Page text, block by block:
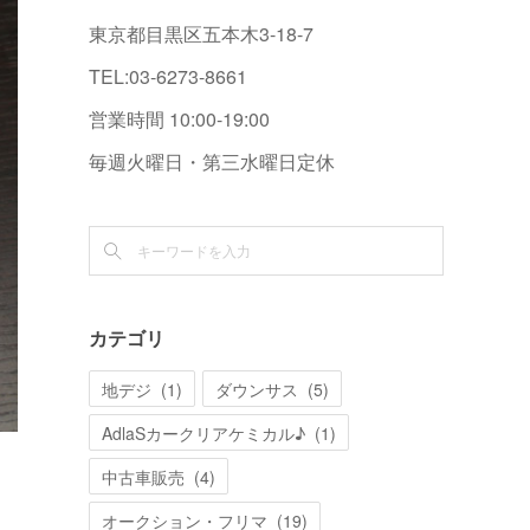
東京都目黒区五本木3-18-7
TEL:03-6273-8661
営業時間 10:00-19:00
毎週火曜日・第三水曜日定休
カテゴリ
地デジ (1) ダウンサス (5)
AdlaSカークリアケミカル♪ (1)
中古車販売 (4)
オークション・フリマ (19)